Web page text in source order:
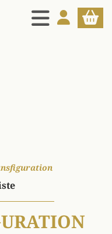
MENU
MON PANIER